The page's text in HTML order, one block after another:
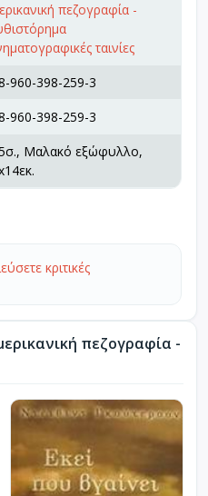
πεζογραφία -
ταινίες
960-398-259-3
960-398-259-3
Μαλακό εξώφυλλο,
κριτικές
πεζογραφία -